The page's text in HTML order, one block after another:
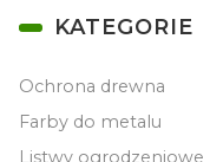
Linki w stopce
KATEGORIE
Ochrona drewna
Farby do metalu
Listwy ogrodzeniowe